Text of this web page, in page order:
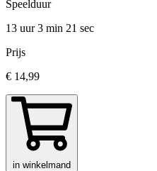
Speelduur
13 uur 3 min 21 sec
Prijs
€ 14,99
in winkelmand